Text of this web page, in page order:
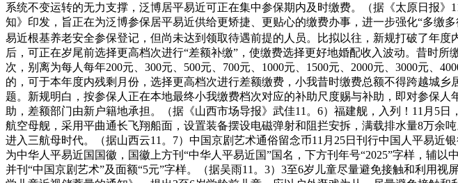
系统不变运转的无力支撑，泛博居平易近可正在集中参保期内及时缴费。（据《太原日报
知》印发，旨正在为泛博参保居平易近供给更矫捷、更贴心的缴费办事，进一步强化“多缴
易近根基养老安全参保登记，但尚未达到领取待遇前提的人员。比拟以往，新规打破了年
后，可正在岁尾前选择更高档次进行“差额补缴”，使缴费选择更好地婚配收入波动。昔时
次，别离为每人每年200元、300元、500元、700元、1000元、1500元、2000元、3000元
的，可于本年度内残剩月份，选择更高档次进行差额缴费，小我昔时缴费总额不得跨越城
题。新规明白，按参保人正在本地最终小我缴费档次对应的补助尺度赐与补助，即对参保
助，差额部门由新户籍地承担。（据《山西市场导报》武佳11。6）福建舰，入列！11月5
航空母舰，采用平曲通长飞翔船面，设置装备摆设电磁弹射和阻拦安拆，满载排水量8万
进入三航母时代。（据山西云11。7）中国京剧艺术通俗留念币11月25日刊行中国人平易近
为中华人平易近国国徽，国徽上方刊“中华人平易近国”国名，下方刊年号“2025”字样，辅
并刊“中国京剧艺术”及面额“5元”字样。（据吴雨11。3）3至6岁儿童尽量避免接触和利用